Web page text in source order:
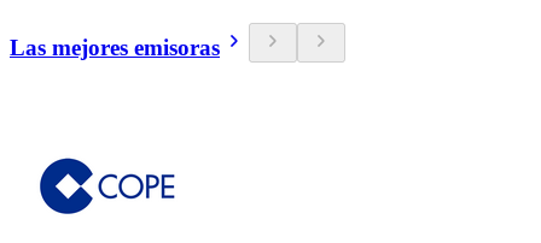
Las mejores emisoras